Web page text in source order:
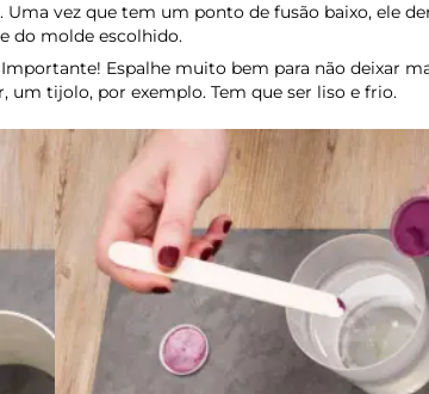
vez que tem um ponto de fusão baixo, ele
do molde escolhido.
Espalhe muito bem para não deixar
tijolo, por exemplo. Tem que ser liso e frio.